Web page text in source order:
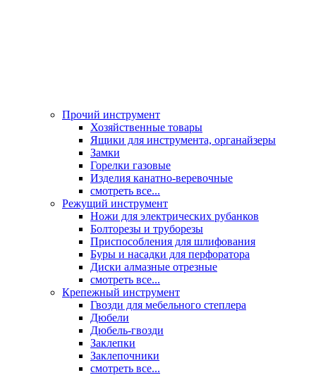
Прочий инструмент
Хозяйственные товары
Ящики для инструмента, органайзеры
Замки
Горелки газовые
Изделия канатно-веревочные
смотреть все...
Режущий инструмент
Ножи для электрических рубанков
Болторезы и труборезы
Приспособления для шлифования
Буры и насадки для перфоратора
Диски алмазные отрезные
смотреть все...
Крепежный инструмент
Гвозди для мебельного степлера
Дюбели
Дюбель-гвозди
Заклепки
Заклепочники
смотреть все...